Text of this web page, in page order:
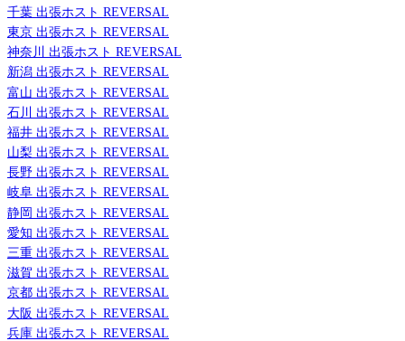
千葉 出張ホスト REVERSAL
東京 出張ホスト REVERSAL
神奈川 出張ホスト REVERSAL
新潟 出張ホスト REVERSAL
富山 出張ホスト REVERSAL
石川 出張ホスト REVERSAL
福井 出張ホスト REVERSAL
山梨 出張ホスト REVERSAL
長野 出張ホスト REVERSAL
岐阜 出張ホスト REVERSAL
静岡 出張ホスト REVERSAL
愛知 出張ホスト REVERSAL
三重 出張ホスト REVERSAL
滋賀 出張ホスト REVERSAL
京都 出張ホスト REVERSAL
大阪 出張ホスト REVERSAL
兵庫 出張ホスト REVERSAL